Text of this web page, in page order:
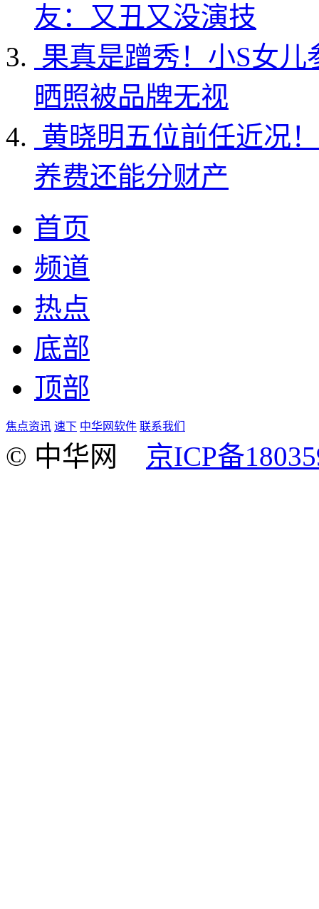
友：又丑又没演技
果真是蹭秀！小S女
晒照被品牌无视
黄晓明五位前任近况
养费还能分财产
首页
频道
热点
底部
顶部
焦点资讯 速下 中华网软件 联系我们
© 中华网 京ICP备